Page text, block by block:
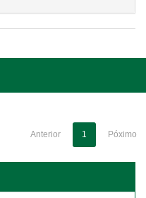
Anterior 1 Póximo